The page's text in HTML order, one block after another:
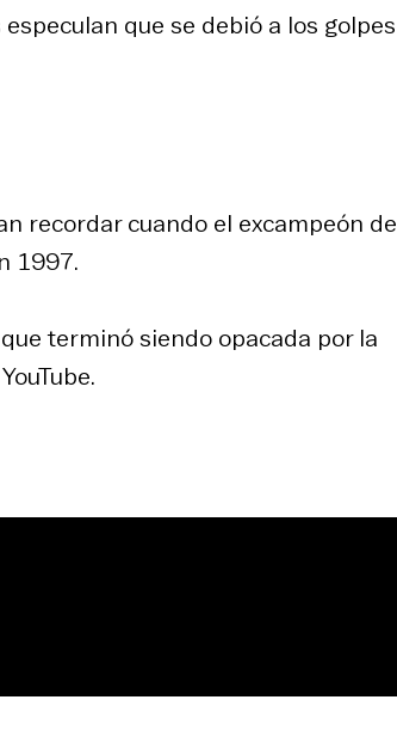
que se debió a los golpes
recordar cuando el excampeón de
1997.
terminó siendo opacada por la